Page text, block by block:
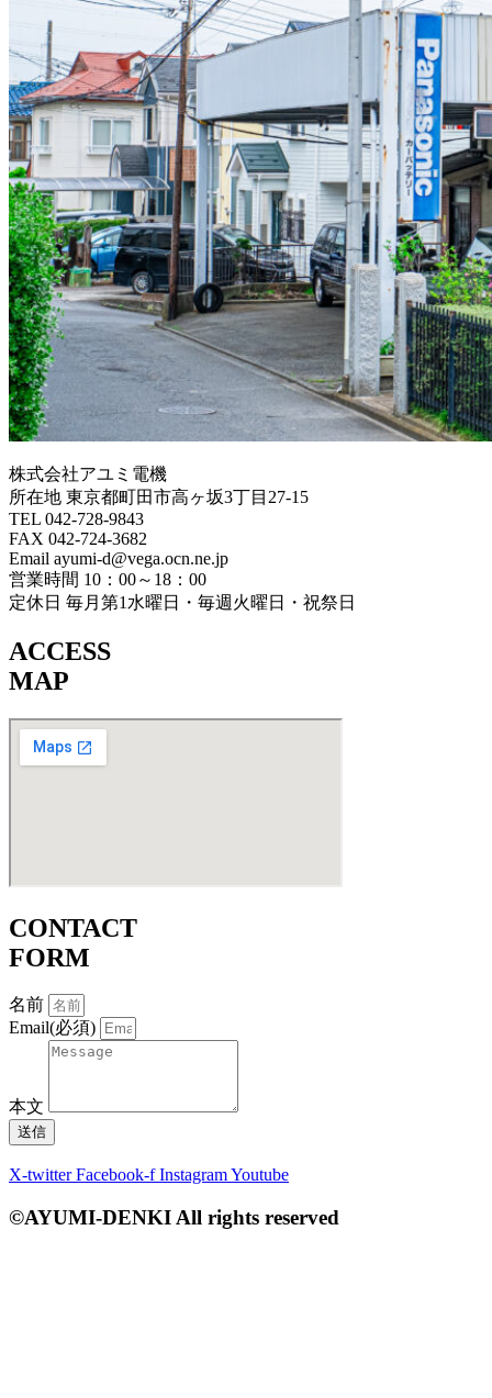
株式会社アユミ電機
所在地 東京都町田市高ヶ坂3丁目27‐15
TEL 042-728-9843
FAX 042-724-3682
Email ayumi-d@vega.ocn.ne.jp
営業時間 10：00～18：00
定休日 毎月第1水曜日・毎週火曜日・祝祭日
ACCESS
MAP
CONTACT
FORM
名前
Email(必須)
本文
送信
X-twitter Facebook-f InstagramYoutube
©AYUMI-DENKI All rights reserved